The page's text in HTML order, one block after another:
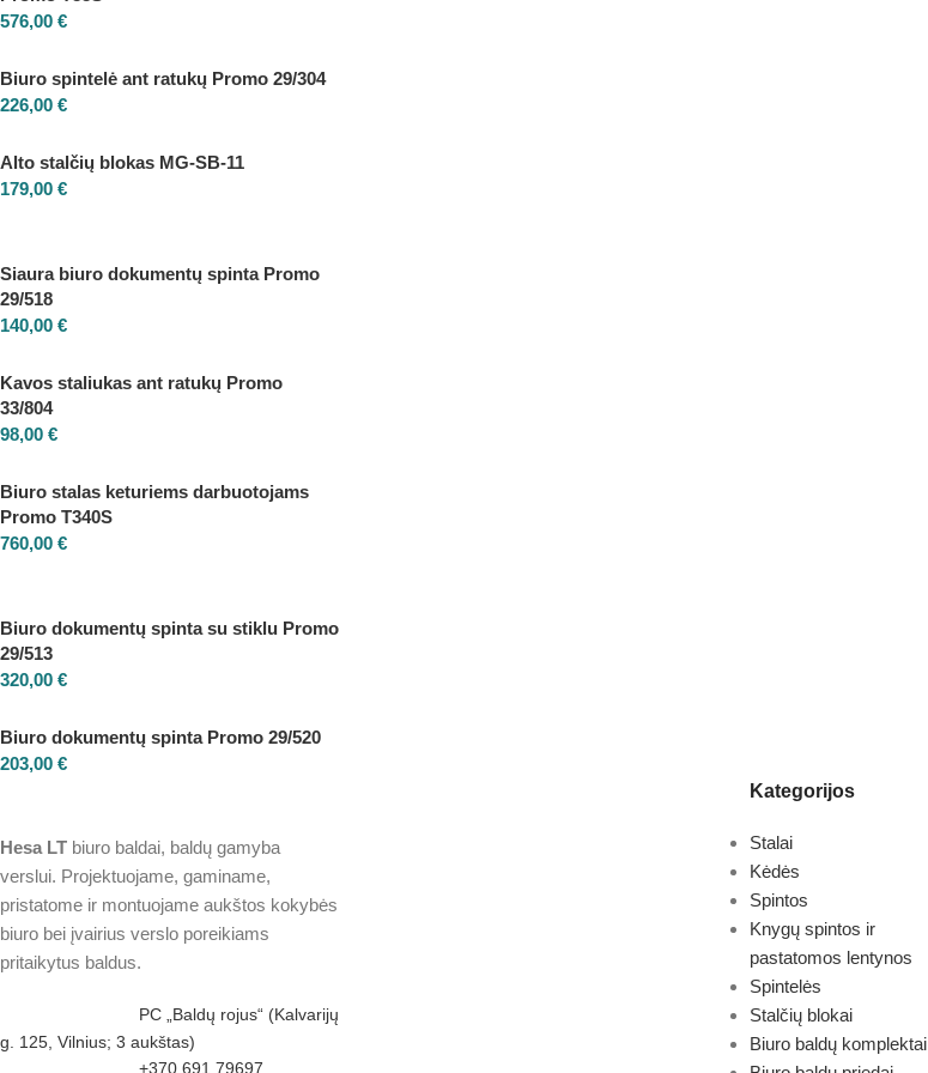
576,00 €
Biuro spintelė ant ratukų Promo 29/304
226,00 €
Alto stalčių blokas MG-SB-11
179,00 €
Siaura biuro dokumentų spinta Promo
29/518
140,00 €
Kavos staliukas ant ratukų Promo
33/804
98,00 €
Biuro stalas keturiems darbuotojams
Promo T340S
760,00 €
Biuro dokumentų spinta su stiklu Promo
29/513
320,00 €
Biuro dokumentų spinta Promo 29/520
203,00 €
Hesa LT biuro baldai, baldų gamyba
verslui. Projektuojame, gaminame,
pristatome ir montuojame aukštos kokybės
biuro bei įvairius verslo poreikiams
pritaikytus baldus.
PC „Baldų rojus“ (Kalvarijų
g. 125, Vilnius; 3 aukštas)
+370 691 79697
Kategorijos
Stalai
Kėdės
Spintos
Knygų spintos ir
pastatomos lentynos
Spintelės
Stalčių blokai
Biuro baldų komplektai